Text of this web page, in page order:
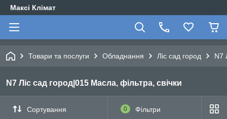
Максі Клімат
Товари та послуги Обладнання Ліс сад город N7
N7 Ліс сад город|015 Масла, фільтра, свічки
Сортування 0 Фільтри